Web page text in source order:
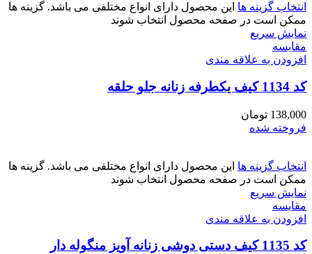
انتخاب گزینه ها این محصول دارای انواع مختلفی می باشد. گزینه ها
ممکن است در صفحه محصول انتخاب شوند
نمایش سریع
مقايسه
افزودن به علاقه مندی
کد 1134 کیف یکطرفه زنانه جلو حلقه
138,000 تومان
فروخته شده
انتخاب گزینه ها این محصول دارای انواع مختلفی می باشد. گزینه ها
ممکن است در صفحه محصول انتخاب شوند
نمایش سریع
مقايسه
افزودن به علاقه مندی
کد 1135 کیف دستی دوشی زنانه آویز منگوله دار